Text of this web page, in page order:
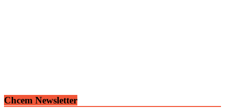
Chcem Newsletter